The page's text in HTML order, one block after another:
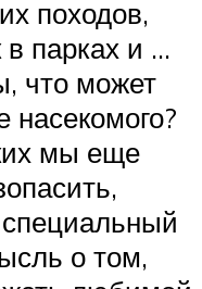
походов,
в парках и …
что может
насекомого?
мы еще
о том,